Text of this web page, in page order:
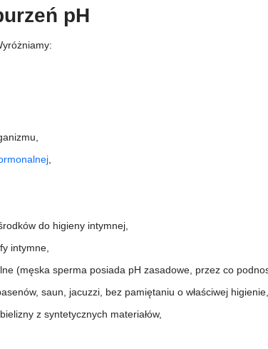
pH
do higieny intymnej,
intymne,
(męska sperma posiada pH zasadowe, przez co
saun, jacuzzi, bez pamiętaniu o właściwej higienie,
z syntetycznych materiałów,